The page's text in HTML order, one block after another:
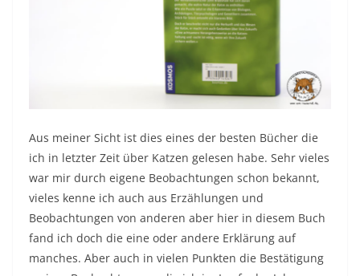
Aus meiner Sicht ist dies eines der besten Bücher die
ich in letzter Zeit über Katzen gelesen habe. Sehr vieles
war mir durch eigene Beobachtungen schon bekannt,
vieles kenne ich auch aus Erzählungen und
Beobachtungen von anderen aber hier in diesem Buch
fand ich doch die eine oder andere Erklärung auf
manches. Aber auch in vielen Punkten die Bestätigung